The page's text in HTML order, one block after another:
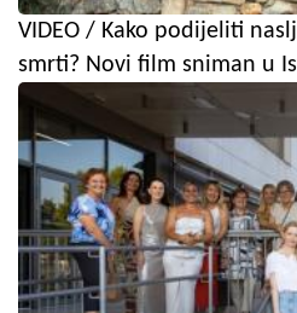
VIDEO / Kako podijeliti
smrti? Novi film sniman u